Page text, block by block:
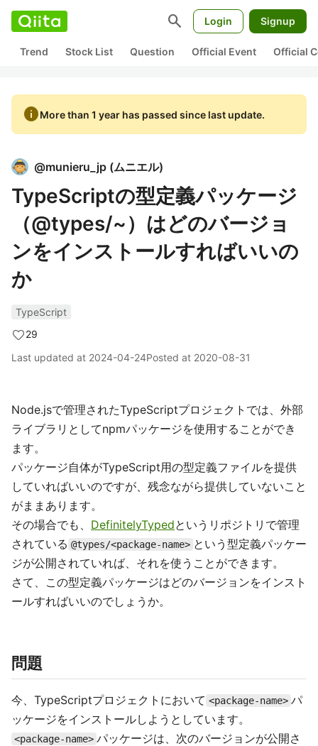
search Login Signup
Trend Stock List Question Official Event Official
infoMore than 1 year has passed since last update.
@munieru_jp (ムニエル)
TypeScriptの型定義パッケージ
（@types/~）はどのバージョ
ンをインストールすればいいの
か
TypeScript
29
Last updated at 2024-04-24Posted at 2020-08-31
Node.jsで管理されたTypeScriptプロジェクトでは、外部
ライブラリとしてnpmパッケージを使用することができ
ます。
パッケージ自体がTypeScript用の型定義ファイルを提供
していればいいのですが、残念ながら提供していないこと
がままあります。
その場合でも、 DefinitelyTypedというリポジトリで管理
されている @types/<package-name> という型定義パッケー
ジが公開されていれば、それを使うことができます。
さて、この型定義パッケージはどのバージョンをインスト
ールすればいいのでしょうか。
問題
今、TypeScriptプロジェクトにおいて <package-name> パ
ッケージをインストールしようとしています。
<package-name> パッケージは、次のバージョンが公開さ